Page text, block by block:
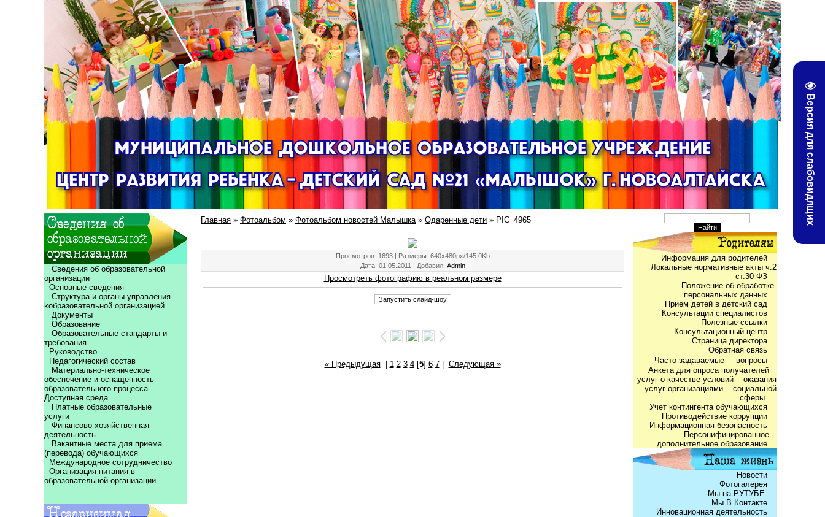
Версия для слабовидящих
Сведения об образовательной
организации
Основные сведения
Структура и органы управления
kобразовательной организацией
Документы
Образование
Образовательные стандарты и
требования
Руководство.
Педагогический состав
Материально-техническое
обеспечение и оснащенность
образовательного процесса.
Доступная среда
.
Платные образовательные
услуги
Финансово-хозяйственная
деятельность
Вакантные места для приема
(перевода) обучающихся
Международное сотрудничество
Организация питания в
образовательной организации.
Главная » Фотоальбом » Фотоальбом новостей Малышка» Одаренные дети » PIC_4965
Просмотров: 1693 | Размеры: 640x480px/145.0Kb
Дата: 01.05.2011 | Добавил: Admin
Просмотреть фотографию в реальном размере
« Предыдущая| 1 2 3 4[5] 6 7| Следующая »
Информация для родителей
Локальные нормативные акты ч.2
ст.30 ФЗ
Положение об обработке
персональных данных
Прием детей в детский сад
Консультации специалистов
Полезные ссылки
Консультационный центр
Страница директора
Обратная связь
Часто задаваемые
вопросы
Анкета для опроса получателей
услуг о качестве условий оказания
услуг организациями социальной
сферы
Учет контингента обучающихся
Противодействие коррупции
Информационная безопасность
Персонифицированное
дополнительное образование
Новости
Фотогалерея
Мы на РУТУБЕ
Мы В Контакте
Инновационная деятельность